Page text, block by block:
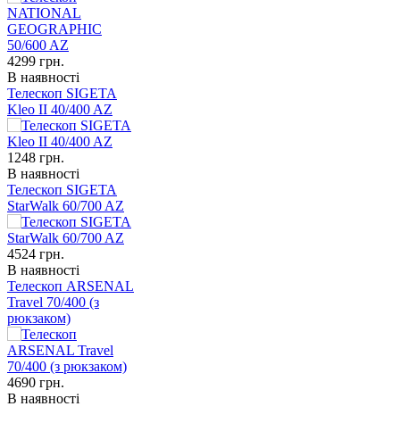
4299 грн.
В наявності
Телескоп SIGETA
Kleo II 40/400 AZ
1248 грн.
В наявності
Телескоп SIGETA
StarWalk 60/700 AZ
4524 грн.
В наявності
Телескоп ARSENAL
Travel 70/400 (з
рюкзаком)
4690 грн.
В наявності